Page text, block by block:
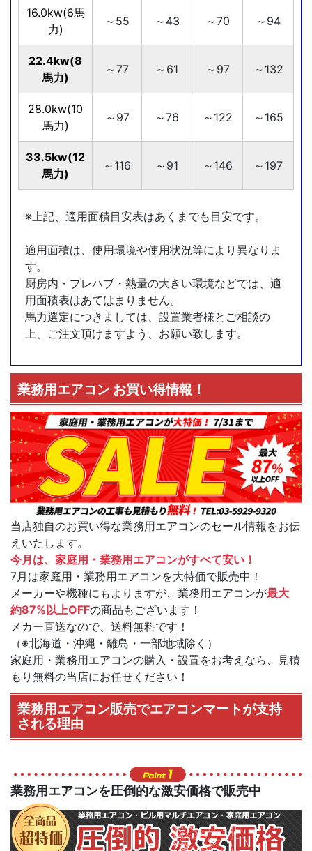
16.0kw(6馬
力)
～55 ～43 ～70 ～94
22.4kw(8
馬力)
～77 ～61 ～97 ～132
28.0kw(10
馬力)
～97 ～76 ～122 ～165
33.5kw(12
馬力)
～116 ～91 ～146 ～197
※上記、適用面積目安表はあくまでも目安です。
適用面積は、使用環境や使用状況等により異なりま
す。
厨房内・プレハブ・熱量の大きい環境などでは、適
用面積表はあてはまりません。
馬力選定につきましては、設置業者様とご相談の
上、ご注文頂けますよう、お願い致します。
業務用エアコン お買い得情報！
当店独自のお買い得な業務用エアコンのセール情報をお伝
えいたします。
今月は、家庭用・業務用エアコンがすべて安い！
7月は家庭用・業務用エアコンを大特価で販売中！
メーカーや機種にもよりますが、業務用エアコンが最大
約87%以上OFFの商品もございます！
メカー直送なので、送料無料です！
（※北海道・沖縄・離島・一部地域除く）
家庭用・業務用エアコンの購入・設置をお考えなら、見積
もり無料の当店にお任せください！
業務用エアコン販売でエアコンマートが支持
される理由
業務用エアコンを圧倒的な激安価格で販売中